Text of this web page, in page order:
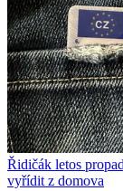
Řidičák letos
vyřídit z domova